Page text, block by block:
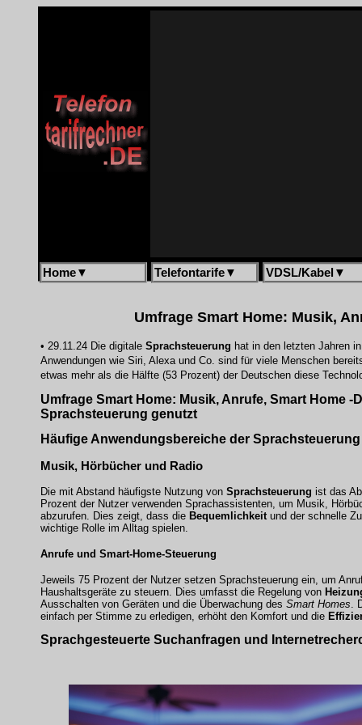
Home▼ Telefontarife▼ VDSL/Kabel ▼
Umfrage Smart Home: Musik,
• 29.11.24 Die digitale Sprachsteuerung hat in den letzten Jahren
Anwendungen wie Siri, Alexa und Co. sind für viele Menschen
etwas mehr als die Hälfte (53 Prozent) der Deutschen diese
Umfrage Smart Home: Musik, Anrufe, Smart Home -
Sprachsteuerung genutzt
Häufige Anwendungsbereiche der Sprachsteuerung
Musik, Hörbücher und Radio
Die mit Abstand häufigste Nutzung von Sprachsteuerung ist das
Prozent der Nutzer verwenden Sprachassistenten, um Musik,
abzurufen. Dies zeigt, dass die Bequemlichkeit und der schnelle
wichtige Rolle im Alltag spielen.
Anrufe und Smart-Home-Steuerung
Jeweils 75 Prozent der Nutzer setzen Sprachsteuerung ein, um
Haushaltsgeräte zu steuern. Dies umfasst die Regelung von
Ausschalten von Geräten und die Überwachung des Smart Homes.
einfach per Stimme zu erledigen, erhöht den Komfort und die
Sprachgesteuerte Suchanfragen und